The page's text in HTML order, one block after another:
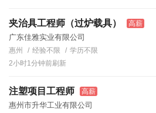
夹治具工程师（过炉载具） 高薪
广东佳雅实业有限公司
惠州 经验不限
学历不限
2小时1分钟前刷新
注塑项目工程师 高薪
惠州市升华工业有限公司